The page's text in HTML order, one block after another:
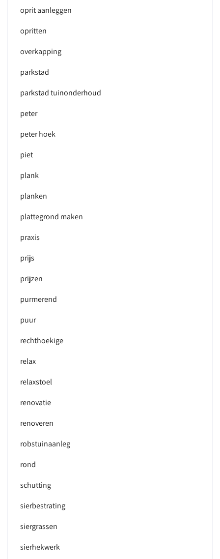
oprit aanleggen
opritten
overkapping
parkstad
parkstad tuinonderhoud
peter
peter hoek
piet
plank
planken
plattegrond maken
praxis
prijs
prijzen
purmerend
puur
rechthoekige
relax
relaxstoel
renovatie
renoveren
robstuinaanleg
rond
schutting
sierbestrating
siergrassen
sierhekwerk